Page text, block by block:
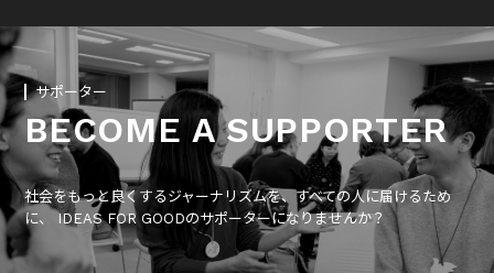
サポーター
BECOME A SUPPORTER
社会をもっと良くするジャーナリズムを、すべての人に届けるため
に、 IDEAS FOR GOODのサポーターになりませんか？